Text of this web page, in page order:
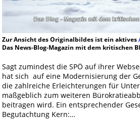
Zur Ansicht des Originalbildes ist ein aktives
Das News-Blog-Magazin mit dem kritischen
Sagt zumindest die SPÖ auf ihrer
hat sich auf eine Modernisierung der
die zahlreiche Erleichterungen für
maßgeblich zum weiteren
beitragen wird. Ein entsprechender
Begutachtung Kern:…